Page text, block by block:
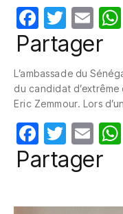
F
a
e
b
o
o
k
T
w
itt
er
E
m
Partager
L’ambassade du
du candidat
Eric Zemmour. Lors
F
a
e
T
w
itt
er
E
m
Partager